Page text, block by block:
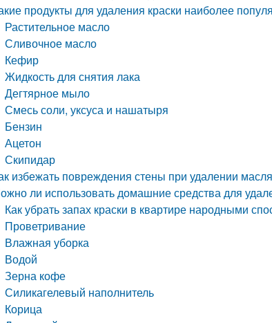
продукты для удаления краски наиболее
Растительное масло
Сливочное масло
Кефир
Жидкость для снятия лака
Дегтярное мыло
Смесь соли, уксуса и нашатыря
Бензин
Ацетон
Скипидар
избежать повреждения стены при удалении
ли использовать домашние средства для
Как убрать запах краски в квартире народными
Проветривание
Влажная уборка
Водой
Зерна кофе
Силикагелевый наполнитель
Корица